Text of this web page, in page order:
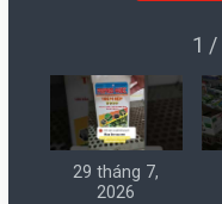
1 /
29 tháng 7,
2026